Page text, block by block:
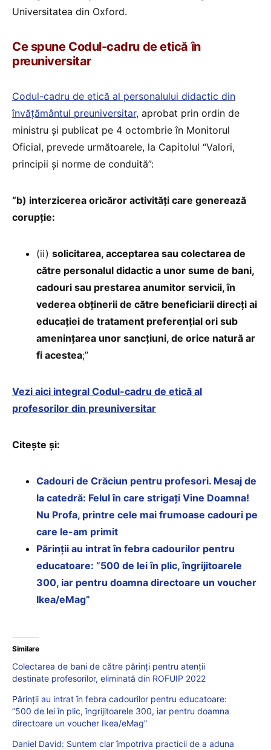
Universitatea din Oxford.
Ce spune Codul-cadru de etică în
preuniversitar
Codul-cadru de etică al personalului didactic din
învățământul preuniversitar, aprobat prin ordin de
ministru și publicat pe 4 octombrie în Monitorul
Oficial, prevede următoarele, la Capitolul “Valori,
principii și norme de conduită”:
“b) interzicerea oricăror activități care generează
corupție:
(ii) solicitarea, acceptarea sau colectarea de
către personalul didactic a unor sume de bani,
cadouri sau prestarea anumitor servicii, în
vederea obținerii de către beneficiarii direcți ai
educației de tratament preferențial ori sub
amenințarea unor sancțiuni, de orice natură ar
fi acestea;”
Vezi aici integral Codul-cadru de etică al
profesorilor din preuniversitar
Citește și:
Cadouri de Crăciun pentru profesori. Mesaj de
la catedră: Felul în care strigați Vine Doamna!
Nu Profa, printre cele mai frumoase cadouri pe
care le-am primit
Părinții au intrat în febra cadourilor pentru
educatoare: ”500 de lei în plic, îngrijitoarele
300, iar pentru doamna directoare un voucher
Ikea/eMag”
Similare
Colectarea de bani de către părinți pentru atenții
destinate profesorilor, eliminată din ROFUIP 2022
Părinții au intrat în febra cadourilor pentru educatoare:
”500 de lei în plic, îngrijitoarele 300, iar pentru doamna
directoare un voucher Ikea/eMag”
Daniel David: Suntem clar împotriva practicii de a aduna